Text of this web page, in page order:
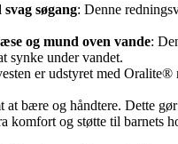
søgang: Denne
og mund oven vande:
synke under vandet.
er udstyret med
bære og håndtere. Dette
komfort og støtte til